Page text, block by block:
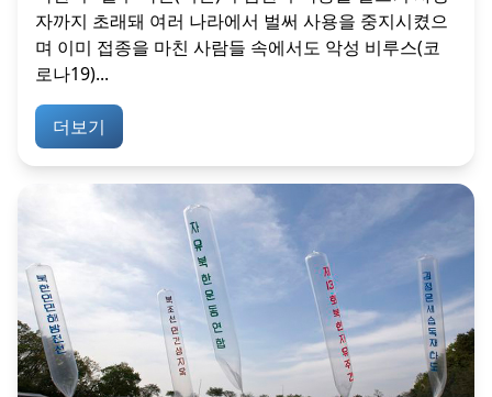
자까지 초래돼 여러 나라에서 벌써 사용을 중지시켰으
며 이미 접종을 마친 사람들 속에서도 악성 비루스(코
로나19)...
더보기